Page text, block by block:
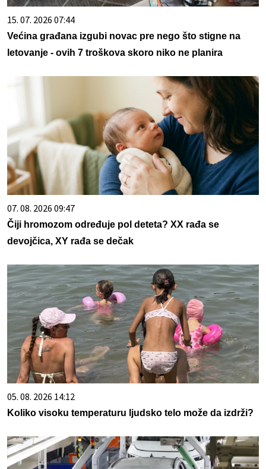
15. 07. 2026 07:44
Većina građana izgubi novac pre nego što stigne na
letovanje - ovih 7 troškova skoro niko ne planira
07. 08. 2026 09:47
Čiji hromozom određuje pol deteta? XX rađa se
devojčica, XY rađa se dečak
05. 08. 2026 14:12
Koliko visoku temperaturu ljudsko telo može da izdrži?